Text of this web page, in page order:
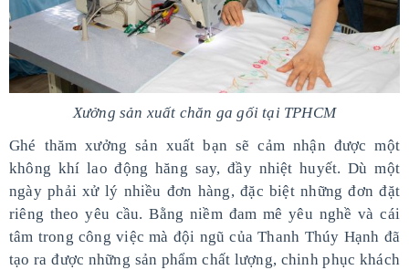
Xưởng sản xuất chăn ga gối tại TPHCM
Ghé thăm xưởng sản xuất bạn sẽ cảm nhận được một
không khí lao động hăng say, đầy nhiệt huyết. Dù một
ngày phải xử lý nhiều đơn hàng, đặc biệt những đơn đặt
riêng theo yêu cầu. Bằng niềm đam mê yêu nghề và cái
tâm trong công việc mà đội ngũ của Thanh Thúy Hạnh đã
tạo ra được những sản phẩm chất lượng, chinh phục khách